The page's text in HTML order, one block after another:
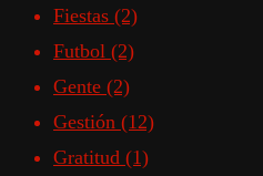
Fiestas (2)
Futbol (2)
Gente (2)
Gestión (12)
Gratitud (1)